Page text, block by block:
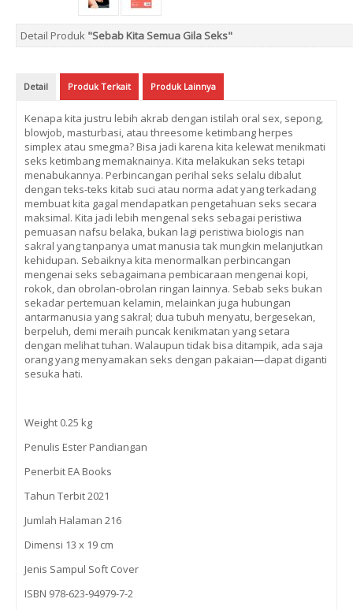
Detail Produk "Sebab Kita Semua Gila Seks"
Detail Produk Terkait Produk Lainnya
Kenapa kita justru lebih akrab dengan istilah oral sex, sepong,
blowjob, masturbasi, atau threesome ketimbang herpes
simplex atau smegma? Bisa jadi karena kita kelewat menikmati
seks ketimbang memaknainya. Kita melakukan seks tetapi
menabukannya. Perbincangan perihal seks selalu dibalut
dengan teks-teks kitab suci atau norma adat yang terkadang
membuat kita gagal mendapatkan pengetahuan seks secara
maksimal. Kita jadi lebih mengenal seks sebagai peristiwa
pemuasan nafsu belaka, bukan lagi peristiwa biologis nan
sakral yang tanpanya umat manusia tak mungkin melanjutkan
kehidupan. Sebaiknya kita menormalkan perbincangan
mengenai seks sebagaimana pembicaraan mengenai kopi,
rokok, dan obrolan-obrolan ringan lainnya. Sebab seks bukan
sekadar pertemuan kelamin, melainkan juga hubungan
antarmanusia yang sakral; dua tubuh menyatu, bergesekan,
berpeluh, demi meraih puncak kenikmatan yang setara
dengan melihat tuhan. Walaupun tidak bisa ditampik, ada saja
orang yang menyamakan seks dengan pakaian—dapat diganti
sesuka hati.
Weight 0.25 kg
Penulis Ester Pandiangan
Penerbit EA Books
Tahun Terbit 2021
Jumlah Halaman 216
Dimensi 13 x 19 cm
Jenis Sampul Soft Cover
ISBN 978-623-94979-7-2